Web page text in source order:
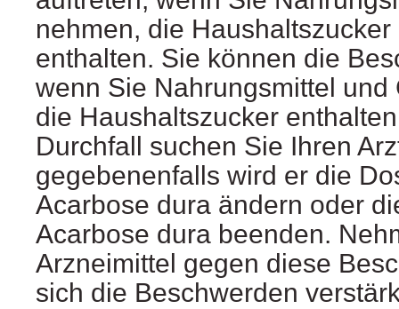
nehmen, die
enthalten. Sie können die
wenn Sie Nahrungsmittel und
die Haushaltszucker
Durchfall suchen Sie Ihren
gegebenenfalls wird er die
Acarbose dura ändern oder
Acarbose dura beenden.
Arzneimittel gegen diese
sich die Beschwerden